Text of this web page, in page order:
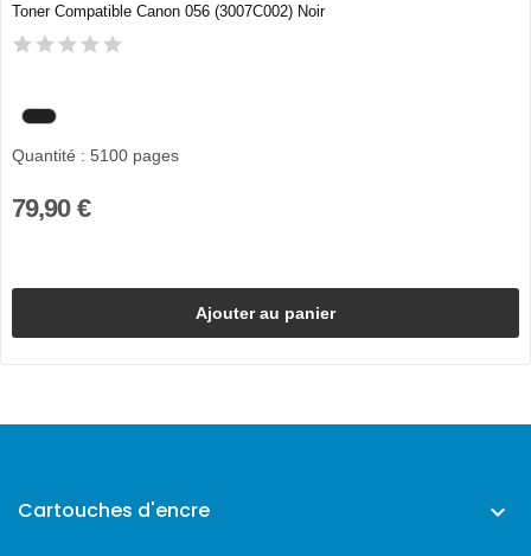
Toner Compatible Canon 056 (3007C002) Noir
Quantité : 5100 pages
79,90 €
Ajouter au panier
Cartouches d'encre 